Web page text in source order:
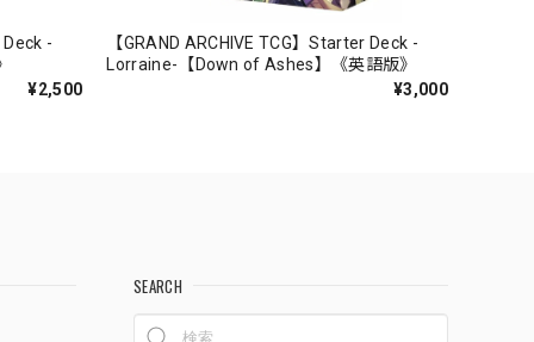
-
¥2,500
【GRAND ARCHIVE TCG】Starter Deck -
Lorraine-【Down of Ashes】《英語版》
¥3,000
SEARCH